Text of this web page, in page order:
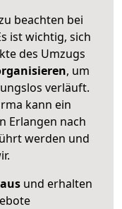
beachten bei
ist wichtig, sich
des Umzugs
, um
verläuft.
kann ein
Erlangen nach
werden und
und erhalten